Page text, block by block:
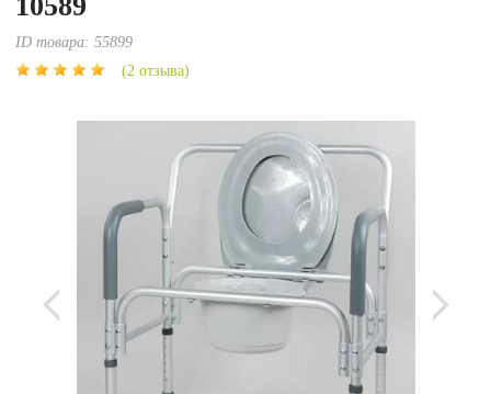
ID товара:55899
(2 отзыва)